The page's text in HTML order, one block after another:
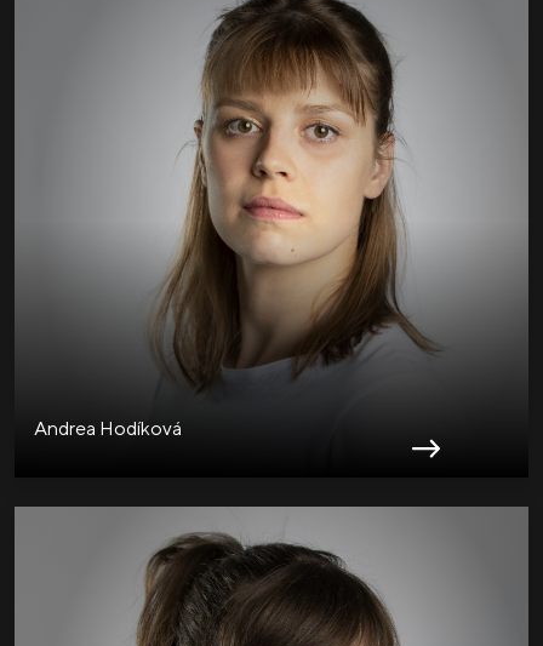
Andrea Hodíková